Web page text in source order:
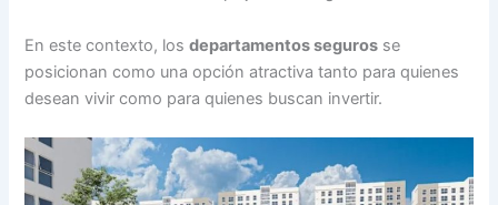
En este contexto, losdepartamentos seguros se
posicionan como una opción atractiva tanto para quienes
desean vivir como para quienes buscan invertir.